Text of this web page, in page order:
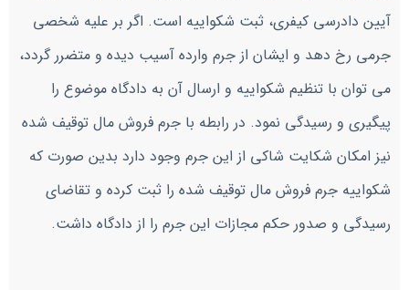
آیین دادرسی کیفری، ثبت شکواییه است. اگر بر علیه شخصی
جرمی رخ دهد و ایشان از جرم وارده آسیب دیده و متضرر گردد،
می توان با تنظیم شکواییه و ارسال آن به دادگاه موضوع را
پیگیری و رسیدگی نمود. در رابطه با جرم فروش مال توقیف شده
نیز امکان شکایت شاکی از این جرم وجود دارد بدین صورت که
شکواییه جرم فروش مال توقیف شده را ثبت کرده و تقاضای
رسیدگی و صدور حکم مجازات این جرم را از دادگاه داشت.